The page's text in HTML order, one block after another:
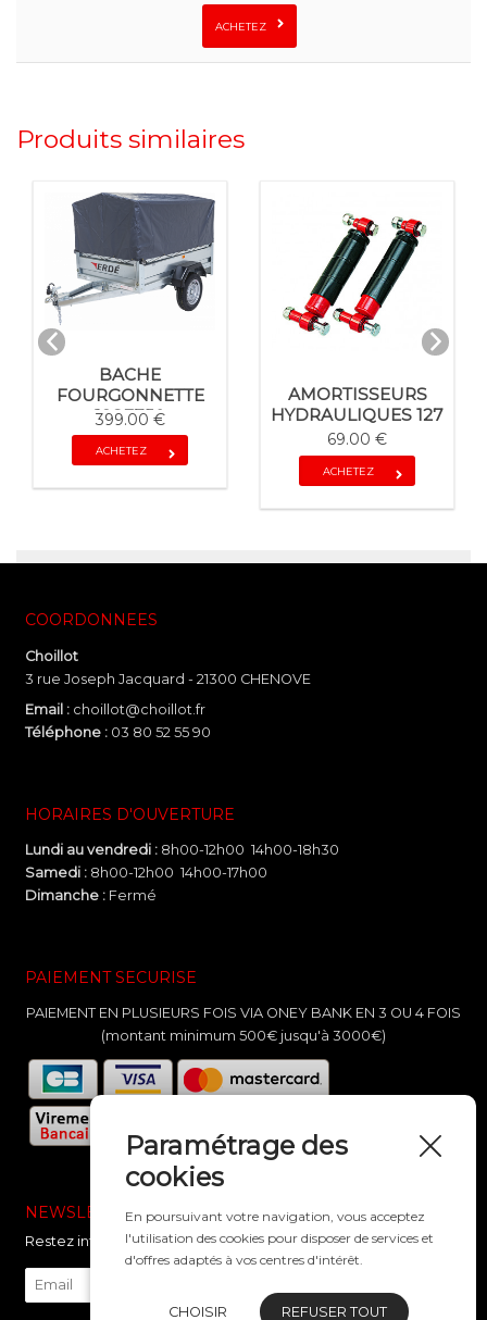
ACHETEZ
Produits similaires
BACHE
FOURGONNETTE
198F750
399.00 €
ACHETEZ
AMORTISSEURS
HYDRAULIQUES 127
69.00 €
ACHETEZ
COORDONNEES
Choillot
3 rue Joseph Jacquard - 21300 CHENOVE
Email : choillot@choillot.fr
Téléphone :03 80 52 55 90
HORAIRES D'OUVERTURE
Lundi au vendredi :8h00-12h00 14h00-18h30
Samedi :8h00-12h00 14h00-17h00
Dimanche :Fermé
PAIEMENT SECURISE
PAIEMENT EN PLUSIEURS FOIS VIA ONEY BANK EN 3 OU 4 FOIS
(montant minimum 500€ jusqu'à 3000€)
NEWSLETTER
Restez informé de nos nouveautés
Paramétrage des
cookies
En poursuivant votre navigation, vous acceptez
l'utilisation des cookies pour disposer de services et
d'offres adaptés à vos centres d'intérêt.
CHOISIR REFUSER TOUT